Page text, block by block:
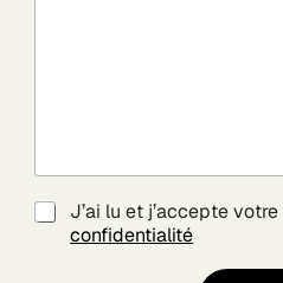
e
*
R
J’ai lu et j’accepte votre
confidentialité